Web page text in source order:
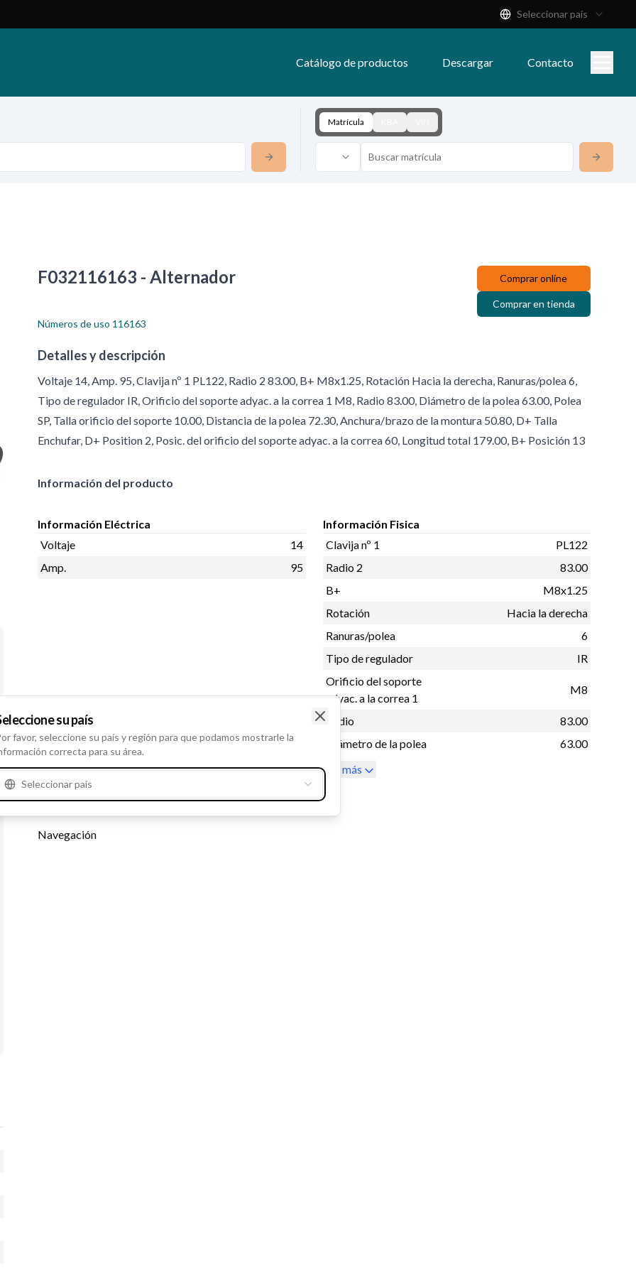
Seleccionar país
Catálogo de productos Descargar Contacto
Matrícula
F032116163 - Alternador Comprar online
Comprar en tienda
Números de uso 116163
Detalles y descripción
Voltaje 14, Amp. 95, Clavija nº 1 PL122, Radio 2 83.00, B+ M8x1.25, Rotación Hacia la derecha, Ranuras/polea 6,
Tipo de regulador IR, Orificio del soporte adyac. a la correa 1 M8, Radio 83.00, Diámetro de la polea 63.00, Polea
SP, Talla orificio del soporte 10.00, Distancia de la polea 72.30, Anchura/brazo de la montura 50.80, D+ Talla
Enchufar, D+ Position 2, Posic. del orificio del soporte adyac. a la correa 60, Longitud total 179.00, B+ Posición 13
Información del producto
Información Eléctrica
Voltaje
14
Amp.
95
Información Fisica
Clavija nº 1
PL122
Radio 2
83.00
B+
M8x1.25
Rotación
Hacia la derecha
Ranuras/polea
6
Tipo de regulador
IR
Orificio del soporte
adyac. a la correa 1
M8
Radio
83.00
Diámetro de la polea
63.00
Ver más
Productos relacionados
Navegación
su país
favor, seleccione su país y región para que podamos mostrarle la
correcta para su área.
Seleccionar país